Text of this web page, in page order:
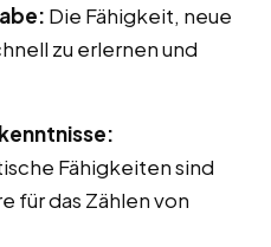
Die Fähigkeit, neue
zu erlernen und
Fähigkeiten sind
für das Zählen von